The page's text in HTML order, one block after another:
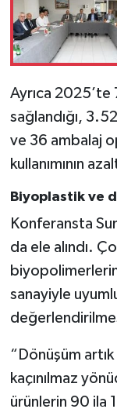
Ayrıca
sağlandığı,
ve 36 ambalaj
kullanımının
Biyoplastik ve
Konferansta
da ele alındı.
sanayiyle
“Dönüşüm
kaçınılmaz
ürünlerin 90 ila